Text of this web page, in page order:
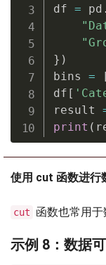
df = pd .
} )
bins =
df [
result
print (
使用 cut 函数进行
cut 函数也常用于
示例 8：数据